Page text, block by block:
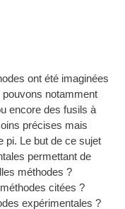
ont été imaginées
notamment
encore des fusils à
précises mais
pi. Le but de ce sujet
permettant de
méthodes ?
citées ?
expérimentales ?